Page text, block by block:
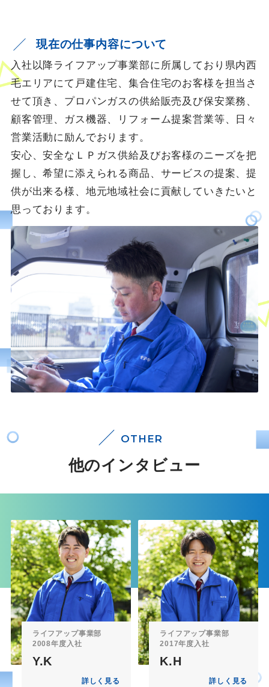
現在の仕事内容について
入社以降ライフアップ事業部に所属しており県内西
毛エリアにて戸建住宅、集合住宅のお客様を担当さ
せて頂き、プロパンガスの供給販売及び保安業務、
顧客管理、ガス機器、リフォーム提案営業等、日々
営業活動に励んでおります。
安心、安全なＬＰガス供給及びお客様のニーズを把
握し、希望に添えられる商品、サービスの提案、提
供が出来る様、地元地域社会に貢献していきたいと
思っております。
OTHER
他のインタビュー
ライフアップ事業部
2008年度入社
Y.K
詳しく見る
ライフアップ事業部
2017年度入社
K.H
詳しく見る